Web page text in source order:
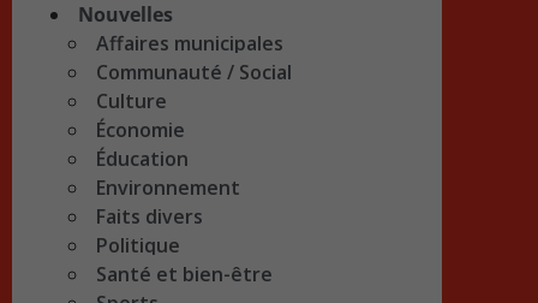
Nouvelles
Affaires municipales
Communauté / Social
Culture
Économie
Éducation
Environnement
Faits divers
Politique
Santé et bien-être